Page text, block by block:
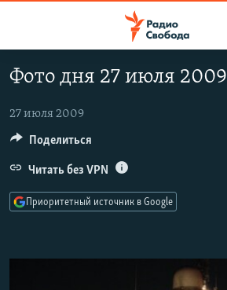
упрощенного
доступа
Вернуться
содержанию
Вернутся
ПРОГРАММЫ
ПОДКАСТЫ
АВТОРСКИЕ ПРОЕКТЫ
ЦИТАТЫ СВОБОДЫ
МНЕНИЯ
Фото дня 27 июля 2009
27 июля 2009
Поделиться
Читать без VPN
Приоритетный источник в Google